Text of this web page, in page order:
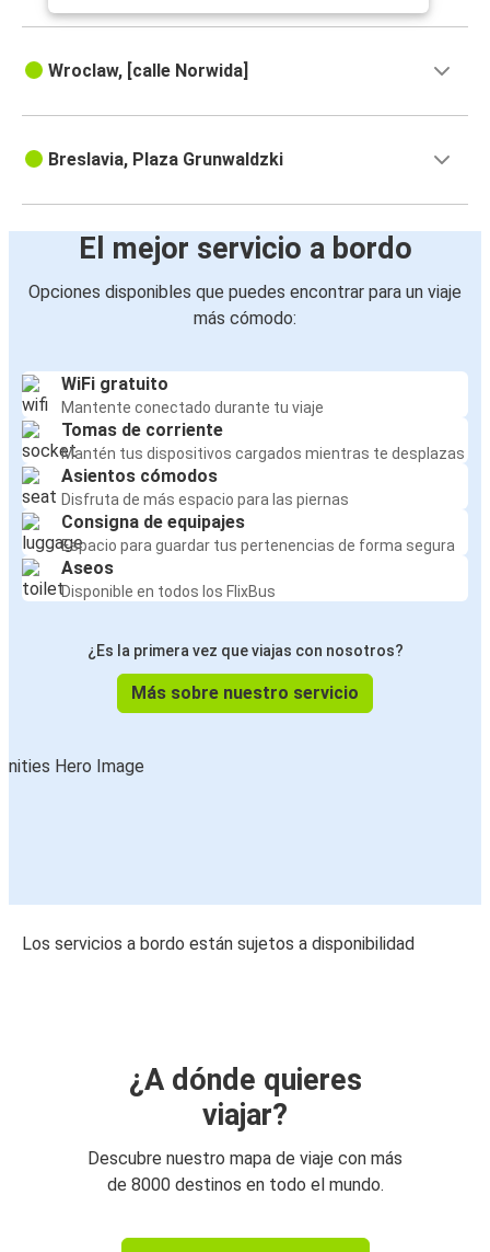
Wroclaw, [calle Norwida]
Breslavia, Plaza Grunwaldzki
El mejor servicio a bordo
Opciones disponibles que puedes encontrar para un viaje
más cómodo:
WiFi gratuito
Mantente conectado durante tu viaje
Tomas de corriente
Mantén tus dispositivos cargados mientras te desplazas
Asientos cómodos
Disfruta de más espacio para las piernas
Consigna de equipajes
Espacio para guardar tus pertenencias de forma segura
Aseos
Disponible en todos los FlixBus
¿Es la primera vez que viajas con nosotros?
Más sobre nuestro servicio
Los servicios a bordo están sujetos a disponibilidad
¿A dónde quieres
viajar?
Descubre nuestro mapa de viaje con más
de 8000 destinos en todo el mundo.